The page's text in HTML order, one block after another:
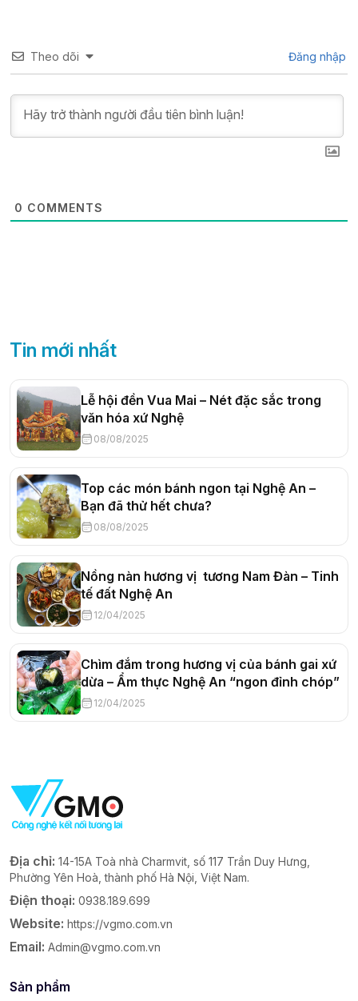
Theo dõi Đăng nhập
0 COMMENTS
Tin mới nhất
Lễ hội đền Vua Mai – Nét đặc sắc trong
văn hóa xứ Nghệ
08/08/2025
Top các món bánh ngon tại Nghệ An –
Bạn đã thử hết chưa?
08/08/2025
Nồng nàn hương vị tương Nam Đàn – Tinh
tế đất Nghệ An
12/04/2025
Chìm đắm trong hương vị của bánh gai xứ
dừa – Ẩm thực Nghệ An “ngon đỉnh chóp”
12/04/2025
Địa chỉ: 14-15A Toà nhà Charmvit, số 117 Trần Duy Hưng,
Phường Yên Hoà, thành phố Hà Nội, Việt Nam.
Điện thoại: 0938.189.699
Website: https://vgmo.com.vn
Email: Admin@vgmo.com.vn
Sản phẩm